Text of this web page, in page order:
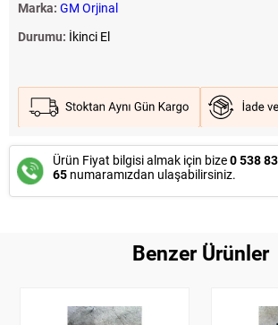
Marka: GM Orjinal
Durumu: İkinci El
Ürün Fiyat bilgisi almak için bize0 538
65 numaramızdan ulaşabilirsiniz.
Benzer Ürünler